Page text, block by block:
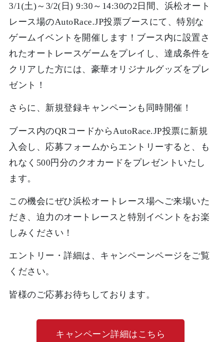
3/1(土)～3/2(日) 9:30～14:30の2日間、浜松オート
レース場のAutoRace.JP投票ブースにて、特別な
ゲームイベントを開催します！ブース内に設置さ
れたオートレースゲームをプレイし、達成条件を
クリアした方には、豪華オリジナルグッズをプレ
ゼント！
さらに、新規登録キャンペーンも同時開催！
ブース内のQRコードからAutoRace.JP投票に新規
入会し、応募フォームからエントリーすると、も
れなく500円分のクオカードをプレゼントいたし
ます。
この機会にぜひ浜松オートレース場へご来場いた
だき、迫力のオートレースと特別イベントをお楽
しみください！
エントリー・詳細は、キャンペーンページをご覧
ください。
皆様のご応募お待ちしております。
キャンペーン詳細はこちら